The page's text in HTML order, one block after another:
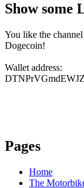
Show some
You like the
Dogecoin!
Wallet address:
Pages
Home
The